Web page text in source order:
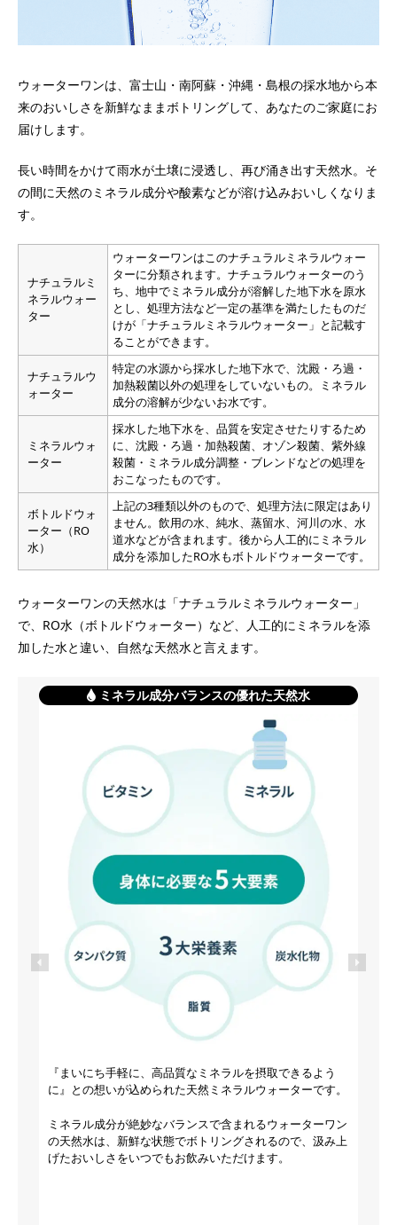
ウォーターワンは、富士山・南阿蘇・沖縄・島根の採水地から本
来のおいしさを新鮮なままボトリングして、あなたのご家庭にお
届けします。
長い時間をかけて雨水が土壌に浸透し、再び涌き出す天然水。そ
の間に天然のミネラル成分や酸素などが溶け込みおいしくなりま
す。
ナチュラルミ
ネラルウォー
ター
ウォーターワンはこのナチュラルミネラルウォー
ターに分類されます。ナチュラルウォーターのう
ち、地中でミネラル成分が溶解した地下水を原水
とし、処理方法など一定の基準を満たしたものだ
けが「ナチュラルミネラルウォーター」と記載す
ることができます。
ナチュラルウ
ォーター
特定の水源から採水した地下水で、沈殿・ろ過・
加熱殺菌以外の処理をしていないもの。ミネラル
成分の溶解が少ないお水です。
ミネラルウォ
ーター
採水した地下水を、品質を安定させたりするため
に、沈殿・ろ過・加熱殺菌、オゾン殺菌、紫外線
殺菌・ミネラル成分調整・ブレンドなどの処理を
おこなったものです。
ボトルドウォ
ーター（RO
水）
上記の3種類以外のもので、処理方法に限定はあり
ません。飲用の水、純水、蒸留水、河川の水、水
道水などが含まれます。後から人工的にミネラル
成分を添加したRO水もボトルドウォーターです。
ウォーターワンの天然水は「ナチュラルミネラルウォーター」
で、RO水（ボトルドウォーター）など、人工的にミネラルを添
加した水と違い、自然な天然水と言えます。
ミネラル成分バランスの優れた天然水
『まいにち手軽に、高品質なミネラルを摂取できるよう
に』との想いが込められた天然ミネラルウォーターです。
ミネラル成分が絶妙なバランスで含まれるウォーターワン
の天然水は、新鮮な状態でボトリングされるので、汲み上
げたおいしさをいつでもお飲みいただけます。